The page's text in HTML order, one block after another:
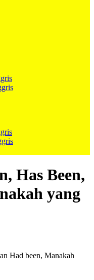
Has Been,
yang
Had been, Manakah